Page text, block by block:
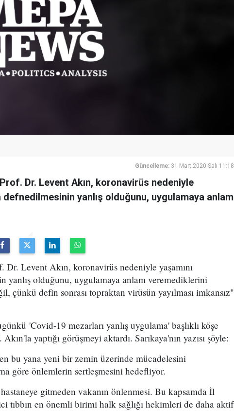
Güncelleme: 31 Mart 2020 Salı 11:18
Dr. Levent Akın, koronavirüs nedeniyle
defnedilmesinin yanlış olduğunu, uygulamaya anlam
Levent Akın, koronavirüs nedeniyle yaşamını
yanlış olduğunu, uygulamaya anlam veremediklerini
çünkü defin sonrası topraktan virüsün yayılması imkansız"
'Covid-19 mezarları yanlış uygulama' başlıklı köşe
yaptığı görüşmeyi aktardı. Sarıkaya'nın yazısı şöyle:
bu yana yeni bir zemin üzerinde mücadelesini
göre önlemlerin sertleşmesini hedefliyor.
gitmeden vakanın önlenmesi. Bu kapsamda İl
tıbbın en önemli birimi halk sağlığı hekimleri de daha aktif